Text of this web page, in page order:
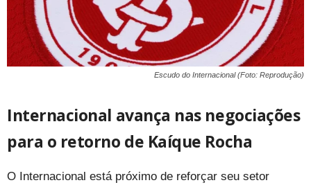
Escudo do Internacional (Foto: Reprodução)
Internacional avança nas negociações
para o retorno de Kaíque Rocha
O Internacional está próximo de reforçar seu setor